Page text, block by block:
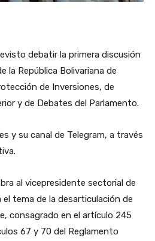
debatir la primera discusión
la República Bolivariana de
de Inversiones, de
y de Debates del Parlamento.
y su canal de Telegram, a través
al vicepresidente sectorial de
tema de la desarticulación de
consagrado en el artículo 245
67 y 70 del Reglamento